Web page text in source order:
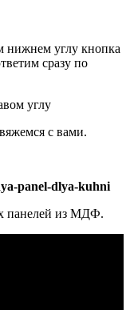
нижнем углу кнопка
сразу по
углу
с вами.
panel-dlya-kuhni
панелей из МДФ.